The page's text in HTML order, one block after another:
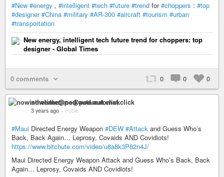
#New #energy , #intelligent #tech #future #trend for#choppers : #top
#designer #China #military #AR-300 #aircraft #tourism #urban
#transportation
New energy, intelligent tech future trend for choppers: top
designer - Global Times
0 comments 0 0 0
nowisthetime@pod.automat.click
3 years ago – Public
#Maui Directed Energy Weapon #DEW #Attack and Guess Who’s
Back, Back Again… Leprosy, Covaids AND Covidiots!
https://www.bitchute.com/video/u8a8k3P82n4J/
Maui Directed Energy Weapon Attack and Guess Who’s Back, Back
Again… Leprosy, Covaids AND Covidiots!